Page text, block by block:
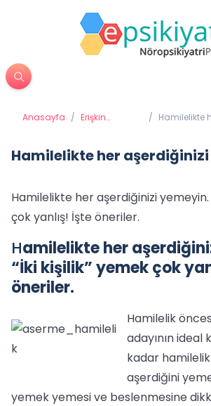
Anasayfa / Erişkin
/ Hamilelikte
Hamilelikte her
Hamilelikte her aşerdiğinizi yemeyin.
çok yanlış! İşte öneriler.
Hamilelikte her
“İki kişilik” yemek çok
öneriler.
Hamilelik
adayının ideal
kadar hamilelik
aşerdiğini
yemek yemesi ve beslenmesine